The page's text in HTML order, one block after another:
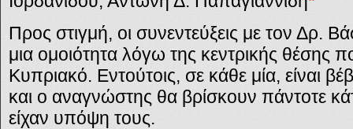
Προς στιγμή, οι συνεντεύξεις με τον Δρ.
μια ομοιότητα λόγω της κεντρικής θέσης
Κυπριακό. Εντούτοις, σε κάθε μία, είναι
και ο αναγνώστης θα βρίσκουν πάντοτε
είχαν υπόψη τους.